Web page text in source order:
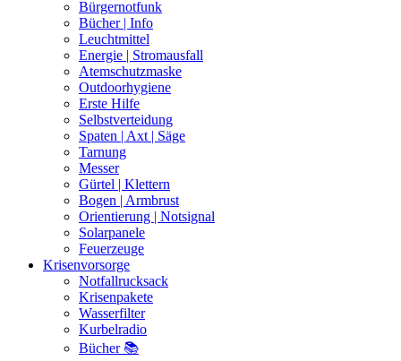
Bürgernotfunk
Bücher | Info
Leuchtmittel
Energie | Stromausfall
Atemschutzmaske
Outdoorhygiene
Erste Hilfe
Selbstverteidung
Spaten | Axt | Säge
Tarnung
Messer
Gürtel | Klettern
Bogen | Armbrust
Orientierung | Notsignal
Solarpanele
Feuerzeuge
Krisenvorsorge
Notfallrucksack
Krisenpakete
Wasserfilter
Kurbelradio
Bücher 📚